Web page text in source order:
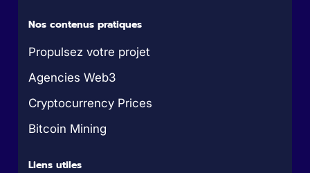
Nos contenus pratiques
Propulsez votre projet
Agencies Web3
Cryptocurrency Prices
Bitcoin Mining
Liens utiles